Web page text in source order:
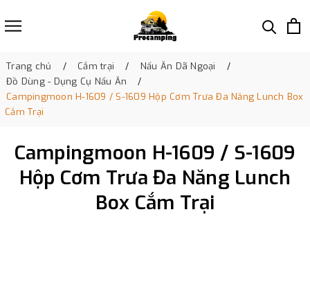
Trang chủ Cắm trại
Nấu Ăn Dã Ngoại
Đồ Dùng - Dụng Cụ Nấu Ăn
Campingmoon H-1609 / S-1609 Hộp Cơm Trưa Đa Năng Lunch Box
Cắm Trại
Campingmoon H-1609 / S-1609
Hộp Cơm Trưa Đa Năng Lunch
Box Cắm Trại